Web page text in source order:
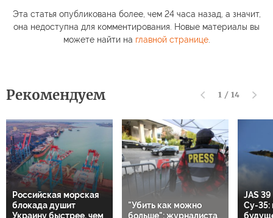
Эта статья опубликована более, чем 24 часа назад, а значит,
она недоступна для комментирования. Новые материалы вы
можете найти на главной странице.
Рекомендуем 1 / 14
Российская морская
блокада душит
Украину быстрее, чем
"Убить как можно
больше": журналиста
JAS
Су-35: